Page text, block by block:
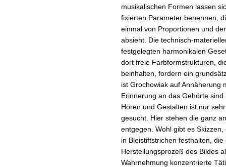
musikalischen Formen lassen
fixierten Parameter benennen,
einmal von Proportionen und
absieht. Die technisch-
festgelegten harmonikalen
dort freie Farbformstrukturen,
beinhalten, fordern ein
ist Grochowiak auf Annäherung
Erinnerung an das Gehörte
Hören und Gestalten ist nur
gesucht. Hier stehen die ganz
entgegen. Wohl gibt es
in Bleistiftstrichen festhalten,
Herstellungsprozeß des Bildes
Wahrnehmung konzentrierte